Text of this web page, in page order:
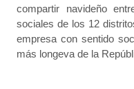
compartir navideño
sociales de los 12
empresa con sentido
más longeva de la